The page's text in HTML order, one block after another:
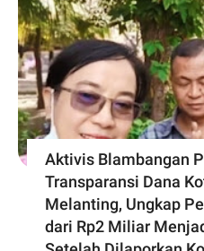
Aktivis Blambangan
Transparansi Dana
Melanting, Ungkap
dari Rp2 Miliar